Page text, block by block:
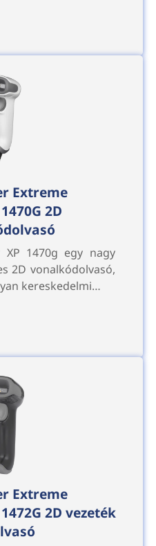
Extreme
2D
XP 1470g egy nagy
2D vonalkódolvasó,
kereskedelmi…
Extreme
2D vezeték